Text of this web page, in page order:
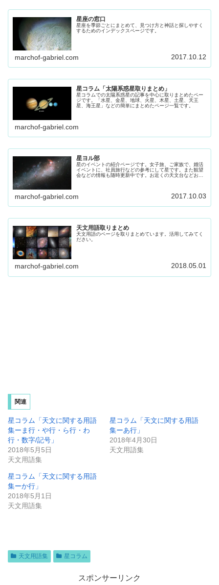
星座の窓口
星座を季節ごとにまとめて、見つけ方と神話と探しやすく
するためのインデックスページです。
marchof-gabriel.com 2017.10.12
星コラム「太陽系惑星取りまとめ」
星コラムでの太陽系惑星の記事を中心に取りまとめたペー
ジです。「水星、金星、地球、火星、木星、土星、天王
星、海王星」などの簡単にまとめたページ一覧です。
marchof-gabriel.com
星ヨル部
星のイベントの紹介ページです。女子旅、ご家族で、婚活
イベントに、社員旅行などの参考にして星です。また観望
会などの情報も随時更新中です。お近くの天文台などお出
marchof-gabriel.com 2017.10.03
天文用語取りまとめ
天文用語のページを取りまとめています。活用してみてく
ださい。
marchof-gabriel.com 2018.05.01
関連
星コラム「天文に関する用語
集ーま行・や行・ら行・わ
行・数字/記号」
2018年5月5日
天文用語集
星コラム「天文に関する用語
集ーあ行」
2018年4月30日
天文用語集
星コラム「天文に関する用語
集ーか行」
2018年5月1日
天文用語集
天文用語集 星コラム
スポンサーリンク